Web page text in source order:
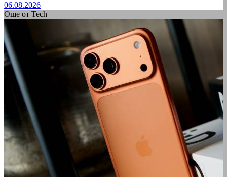
06.08.2026
Още от Tech